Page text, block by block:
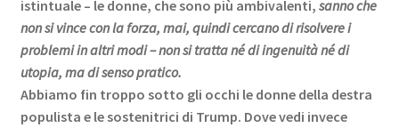
istintuale – le donne, che sono più ambivalenti, sanno che
non si vince con la forza, mai, quindi cercano di risolvere i
problemi in altri modi – non si tratta né di ingenuità né di
utopia, ma di senso pratico.
Abbiamo fin troppo sotto gli occhi le donne della destra
populista e le sostenitrici di Trump. Dove vedi invece